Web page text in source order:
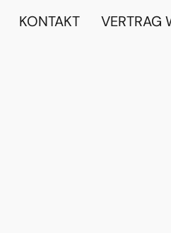
KONTAKT VERTRAG